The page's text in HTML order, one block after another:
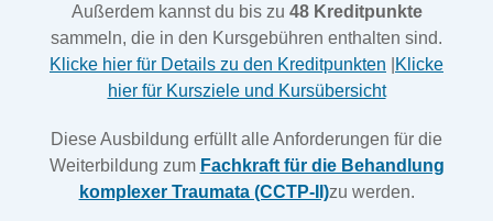
Außerdem kannst du bis zu 48 Kreditpunkte
sammeln, die in den Kursgebühren enthalten sind.
Klicke hier für Details zu den Kreditpunkten
Klicke
hier für Kursziele und Kursübersicht
Diese Ausbildung erfüllt alle Anforderungen für die
Weiterbildung zum Fachkraft für die Behandlung
komplexer Traumata (CCTP-II)zu werden.